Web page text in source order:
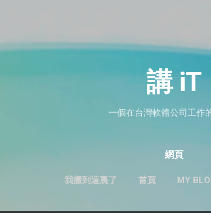
講 iT
一個在台灣軟體公司工作
網頁
我搬到這裏了 首頁 MY